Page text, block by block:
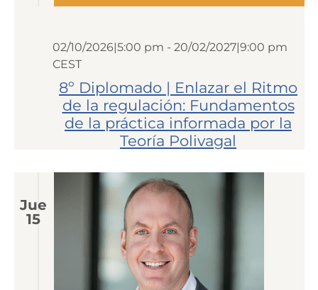
8º Diplomado | Enlazar el Ritmo
de la regulación: Fundamentos
de la práctica informada por la
Teoría Polivagal
02/10/2026|5:00 pm - 20/02/2027|9:00 pm
CEST
Jue
15